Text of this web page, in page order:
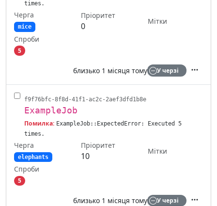
times.
Черга
mice
Пріоритет
0
Мітки
Спроби
5
близько 1 місяця тому У черзі
f9f76bfc-8f8d-41f1-ac2c-2aef3dfd1b8e
ExampleJob
Помилка: ExampleJob::ExpectedError: Executed 5
times.
Черга
elephants
Пріоритет
10
Мітки
Спроби
5
близько 1 місяця тому У черзі